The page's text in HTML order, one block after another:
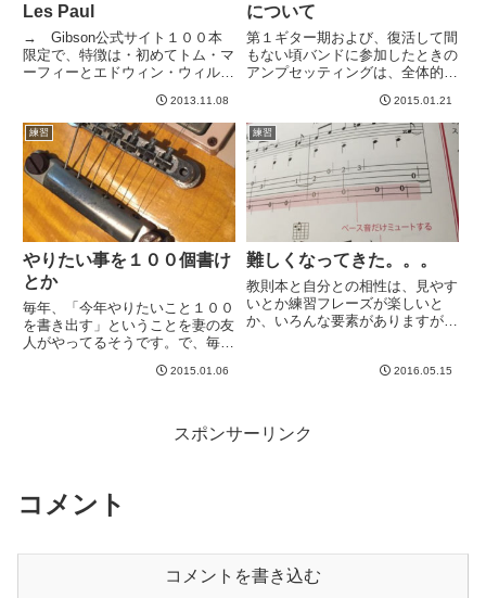
Les Paul
→ Gibson公式サイト１００本
限定で、特徴は・初めてトム・マ
ーフィーとエドウィン・ウィルソ
よ。・トム・マーフィーが、93
年のヒスコレ開始時のように１本
ずつ塗装やるよ。とあります。と
もかく、杢目がすごそうな１...
2013.11.08
について
第１ギター期および、復活して間
もない頃バンドに参加したときの
アンプセッティングは、全体的に
ィングが多かったと思います。そ
れは、音抜けを良くしたいと思っ
た時、ハイを上げることしか解決
策を知らなかったためですww
そ...
2015.01.21
練習
やりたい事を１００個書け
とか
毎年、「今年やりたいこと１００
を書き出す」ということを妻の友
人がやってるそうです。で、毎年
という事のようですが、肝は、
あるとのこと。ちょうど今年のギ
2015.01.06
練習
難しくなってきた。。。
教則本と自分との相性は、見やす
いとか練習フレーズが楽しいと
か、いろんな要素がありますが、
もないジャンプをする教材があり
www...
2016.05.15
スポンサーリンク
コメント
コメントを書き込む